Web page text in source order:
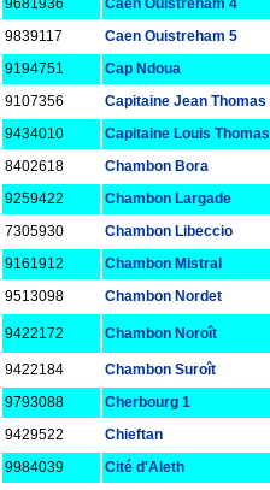
9681936
Caen Ouistreham 4
9839117
Caen Ouistreham 5
9194751
Cap Ndoua
9107356
Capitaine Jean Thomas
9434010
Capitaine Louis Thomas
8402618
Chambon Bora
9259422
Chambon Largade
7305930
Chambon Libeccio
9161912
Chambon Mistral
9513098
Chambon Nordet
9422172 Chambon Noroît
9422184 Chambon Suroît
9793088
Cherbourg 1
9429522
Chieftan
9984039
Cité d'Aleth